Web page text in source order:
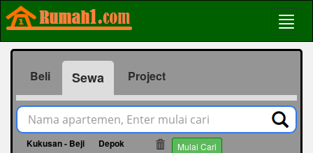
Beli Sewa Project
Kukusan - Beji Depok Mulai Cari